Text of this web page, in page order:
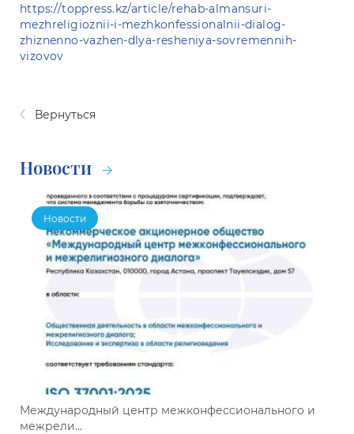
https://toppress.kz/article/rehab-almansuri-
mezhreligioznii-i-mezhkonfessionalnii-dialog-
zhiznenno-vazhen-dlya-resheniya-sovremennih-
vizovov
Вернуться
Новости
Новости
Международный центр межконфессионального и
межрели...